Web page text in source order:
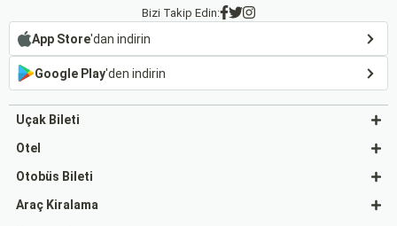
Bizi Takip Edin:
App Store'dan indirin
Google Play'den indirin
Uçak Bileti
Otel
Otobüs Bileti
Araç Kiralama